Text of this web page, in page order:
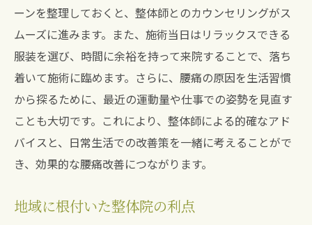
ーンを整理しておくと、整体師とのカウンセリングがス
ムーズに進みます。また、施術当日はリラックスできる
服装を選び、時間に余裕を持って来院することで、落ち
着いて施術に臨めます。さらに、腰痛の原因を生活習慣
から探るために、最近の運動量や仕事での姿勢を見直す
ことも大切です。これにより、整体師による的確なアド
バイスと、日常生活での改善策を一緒に考えることがで
き、効果的な腰痛改善につながります。
地域に根付いた整体院の利点